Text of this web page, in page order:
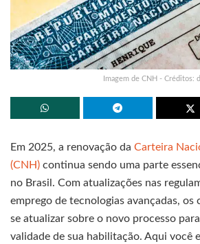
Imagem de CNH - Créditos:
Em 2025, a renovação da Carteira
(CNH) continua sendo uma parte
no Brasil. Com atualizações nas
emprego de tecnologias avançadas, os
se atualizar sobre o novo processo
validade de sua habilitação. Aqui você